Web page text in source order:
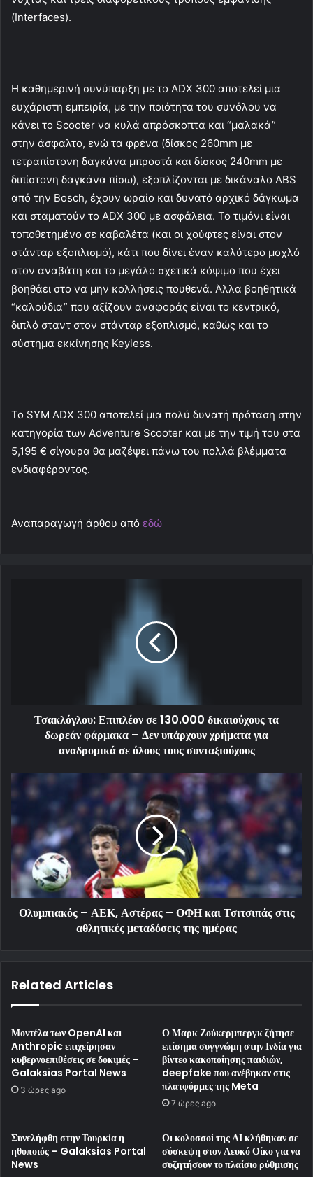
(Interfaces).
Η καθημερινή συνύπαρξη με το ADX 300 αποτελεί μια
ευχάριστη εμπειρία, με την ποιότητα του συνόλου να
κάνει το Scooter να κυλά απρόσκοπτα και “μαλακά”
στην άσφαλτο, ενώ τα φρένα (δίσκος 260mm με
τετραπίστονη δαγκάνα μπροστά και δίσκος 240mm με
διπίστονη δαγκάνα πίσω), εξοπλίζονται με δικάναλο ABS
από την Bosch, έχουν ωραίο και δυνατό αρχικό δάγκωμα
και σταματούν το ADX 300 με ασφάλεια. Το τιμόνι είναι
τοποθετημένο σε καβαλέτα (και οι χούφτες είναι στον
στάνταρ εξοπλισμό), κάτι που δίνει έναν καλύτερο μοχλό
στον αναβάτη και το μεγάλο σχετικά κόψιμο που έχει
βοηθάει στο να μην κολλήσεις πουθενά. Άλλα βοηθητικά
“καλούδια” που αξίζουν αναφοράς είναι το κεντρικό,
διπλό σταντ στον στάνταρ εξοπλισμό, καθώς και το
σύστημα εκκίνησης Keyless.
Το SYM ADX 300 αποτελεί μια πολύ δυνατή πρόταση στην
κατηγορία των Adventure Scooter και με την τιμή του στα
5,195 € σίγουρα θα μαζέψει πάνω του πολλά βλέμματα
ενδιαφέροντος.
Αναπαραγωγή άρθου από εδώ
Τσακλόγλου: Επιπλέον σε 130.000 δικαιούχους τα
δωρεάν φάρμακα – Δεν υπάρχουν χρήματα για
αναδρομικά σε όλους τους συνταξιούχους
Ολυμπιακός – ΑΕΚ, Αστέρας – ΟΦΗ και Τσιτσιπάς στις
αθλητικές μεταδόσεις της ημέρας
Related Articles
Μοντέλα των OpenAI και
Anthropic επιχείρησαν
κυβερνοεπιθέσεις σε δοκιμές –
Galaksias Portal News
3 ώρες ago
Ο Μαρκ Ζούκερμπεργκ ζήτησε
επίσημα συγγνώμη στην Ινδία για
βίντεο κακοποίησης παιδιών,
deepfake που ανέβηκαν στις
πλατφόρμες της Meta
7 ώρες ago
Συνελήφθη στην Τουρκία η
ηθοποιός – Galaksias Portal
News
Οι κολοσσοί της ΑΙ κλήθηκαν σε
σύσκεψη στον Λευκό Οίκο για να
συζητήσουν το πλαίσιο ρύθμισης